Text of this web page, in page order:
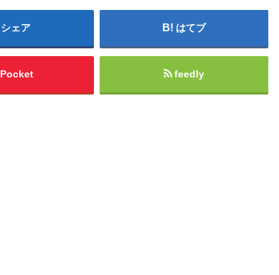
シェア はてブ
Pocket feedly